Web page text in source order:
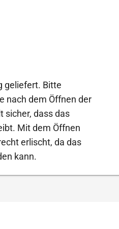
geliefert. Bitte
nach dem Öffnen der
sicher, dass das
Mit dem Öffnen
erlischt, da das
kann.